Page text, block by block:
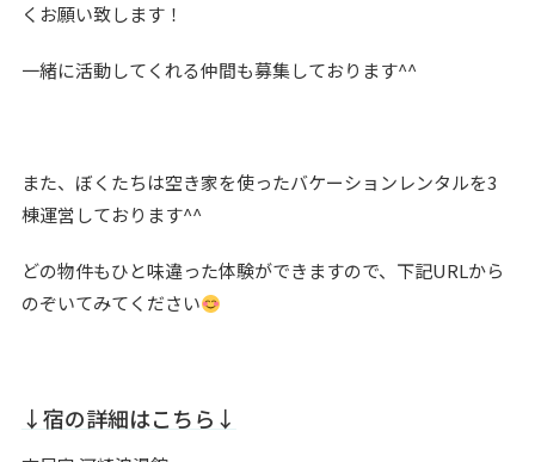
くお願い致します！
一緒に活動してくれる仲間も募集しております^^
また、ぼくたちは空き家を使ったバケーションレンタルを3
棟運営しております^^
どの物件もひと味違った体験ができますので、下記URLから
のぞいてみてください
↓宿の詳細はこちら↓